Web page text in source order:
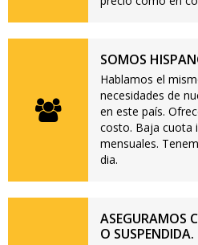
SOMOS
Hablamos el
necesidades de
en este país.
costo. Baja cuota
mensuales.
dia.
ASEGURAMOS
O SUSPENDIDA.